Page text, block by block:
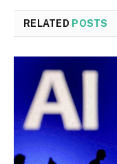
RELATED POSTS